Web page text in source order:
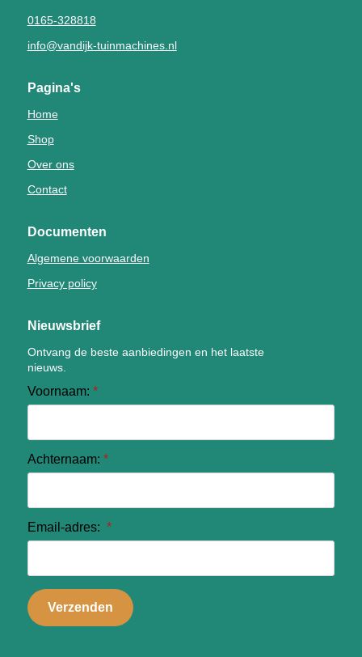
0165-328818
info@vandijk-tuinmachines.nl
Pagina's
Home
Shop
Over ons
Contact
Documenten
Algemene voorwaarden
Privacy policy
Nieuwsbrief
Ontvang de beste aanbiedingen en het laatste
nieuws.
Voornaam: *
Achternaam: *
Email-adres: *
Verzenden